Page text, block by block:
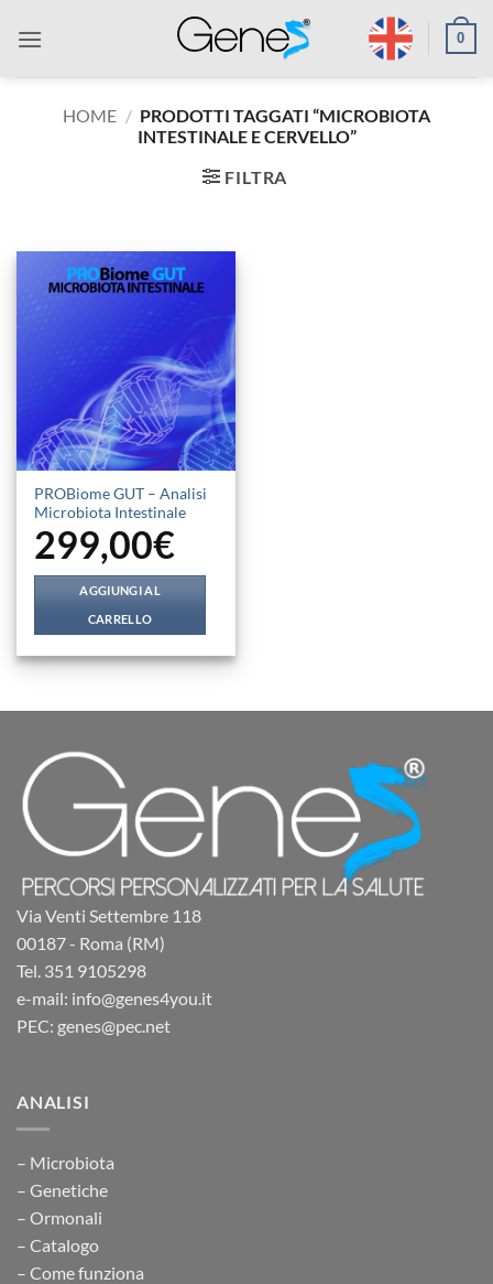
0
HOME / PRODOTTI TAGGATI “MICROBIOTA
INTESTINALE E CERVELLO”
FILTRA
PROBiome GUT – Analisi
Microbiota Intestinale
299,00€
AGGIUNGI AL
CARRELLO
Via Venti Settembre 118
00187 - Roma (RM)
Tel. 351 9105298
e-mail: info@genes4you.it
PEC: genes@pec.net
ANALISI
– Microbiota
– Genetiche
– Ormonali
– Catalogo
– Come funziona